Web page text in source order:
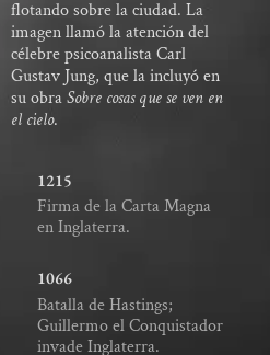
flotando sobre la ciudad. La
imagen llamó la atención del
célebre psicoanalista Carl
Gustav Jung, que la incluyó en
su obraSobre cosas que se ven en
el cielo.
1215
Firma de la Carta Magna
en Inglaterra.
1066
Batalla de Hastings;
Guillermo el Conquistador
invade Inglaterra.